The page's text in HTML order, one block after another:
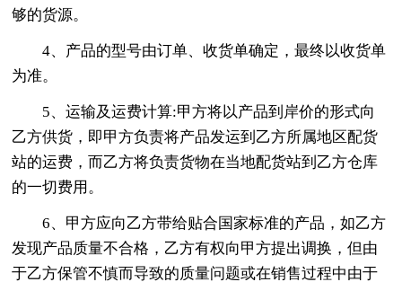
够的货源。
4、产品的型号由订单、收货单确定，最终以收货单
为准。
5、运输及运费计算:甲方将以产品到岸价的形式向
乙方供货，即甲方负责将产品发运到乙方所属地区配货
站的运费，而乙方将负责货物在当地配货站到乙方仓库
的一切费用。
6、甲方应向乙方带给贴合国家标准的产品，如乙方
发现产品质量不合格，乙方有权向甲方提出调换，但由
于乙方保管不慎而导致的质量问题或在销售过程中由于